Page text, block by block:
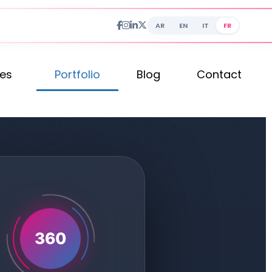
AR EN IT FR
Portfolio Blog Contact
360